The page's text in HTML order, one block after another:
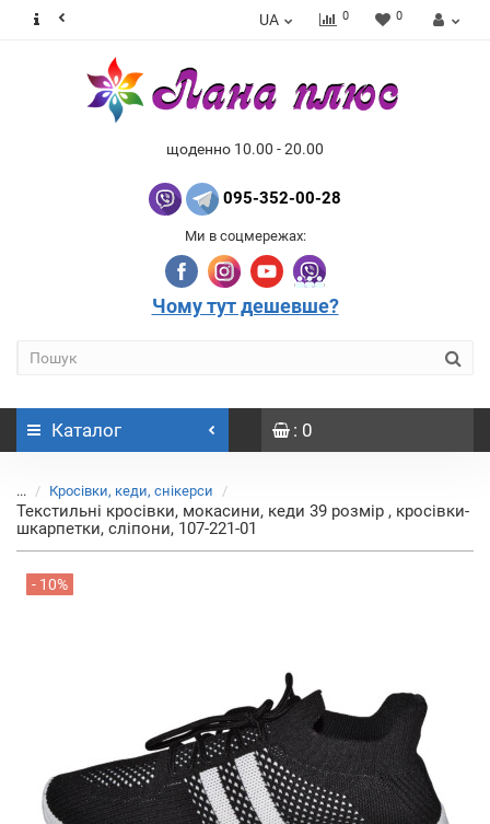
UA 0 0
щоденно 10.00 - 20.00
095-352-00-28
Ми в соцмережах:
Чому тут дешевше?
Каталог : 0
... Кросівки, кеди, снікерси
Текстильні кросівки, мокасини, кеди 39 розмір , кросівки-
шкарпетки, сліпони, 107-221-01
- 10%